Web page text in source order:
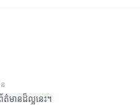
ានដ៏ល្អនេះ។